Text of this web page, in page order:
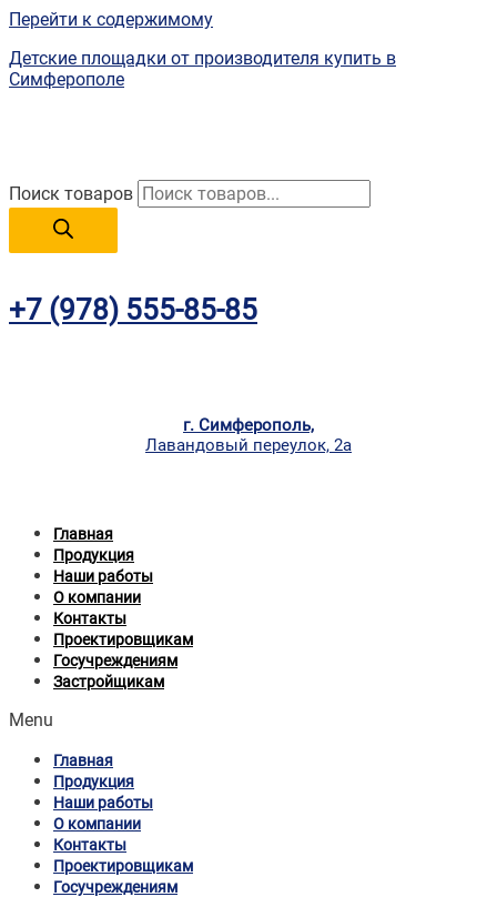
Перейти к содержимому
Детские площадки от производителя купить в
Симферополе
Поиск товаров
+7 (978) 555-85-85
г. Симферополь,
Лавандовый переулок, 2а
Главная
Продукция
Наши работы
О компании
Контакты
Проектировщикам
Госучреждениям
Застройщикам
Menu
Главная
Продукция
Наши работы
О компании
Контакты
Проектировщикам
Госучреждениям